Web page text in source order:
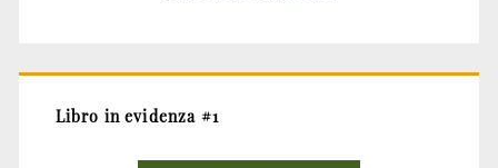
Libro in evidenza #1